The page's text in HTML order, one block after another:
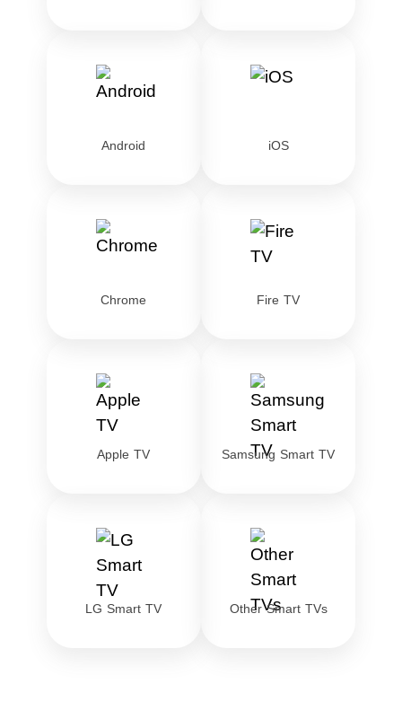
Android iOS
Chrome Fire TV
Apple TV Samsung Smart TV
LG Smart TV Other Smart TVs